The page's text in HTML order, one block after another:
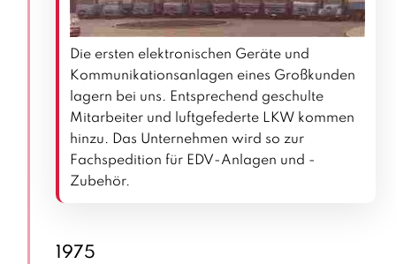
Die ersten elektronischen Geräte und
Kommunikationsanlagen eines Großkunden
lagern bei uns. Entsprechend geschulte
Mitarbeiter und luftgefederte LKW kommen
hinzu. Das Unternehmen wird so zur
Fachspedition für EDV-Anlagen und -
Zubehör.
1975